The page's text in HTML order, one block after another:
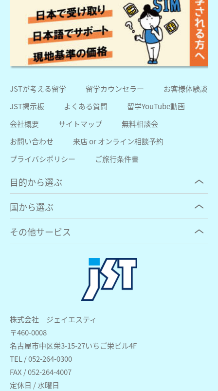
株式会社 ジェイエスティ
〒460-0008
名古屋市中区栄3-15-27いちご栄ビル4F
TEL / 052-264-0300
FAX / 052-264-4007
定休日 / 水曜日
JSTが考える留学 留学カウンセラー
お客様体験談
JST掲示板
よくある質問
留学YouTube動画
会社概要
サイトマップ
無料相談会
お問い合わせ
来店 or オンライン相談予約
プライバシポリシー
ご旅行条件書
目的から選ぶ
国から選ぶ
その他サービス